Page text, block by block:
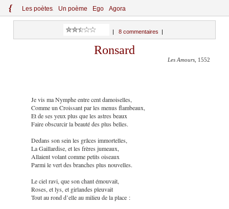
{ Les poètes Un poème Ego Agora
8 commentaires
Ronsard
Les Amours , 1552
Je vis ma Nymphe entre cent damoiselles,
Comme un Croissant par les menus flambeaux,
Et de ses yeux plus que les astres beaux
Faire obscurcir la beauté des plus belles.
Dedans son sein les grâces immortelles,
La Gaillardise, et les frères jumeaux,
Allaient volant comme petits oiseaux
Parmi le vert des branches plus nouvelles.
Le ciel ravi, que son chant émouvait,
Roses, et lys, et girlandes pleuvait
Tout au rond d’elle au milieu de la place :